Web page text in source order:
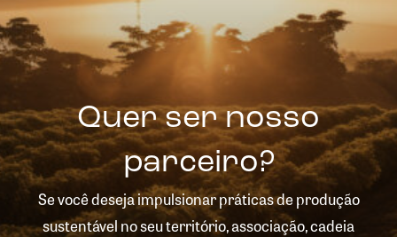
Quer ser nosso
parceiro?
Se você deseja impulsionar práticas de produção
sustentável no seu território, associação, cadeia